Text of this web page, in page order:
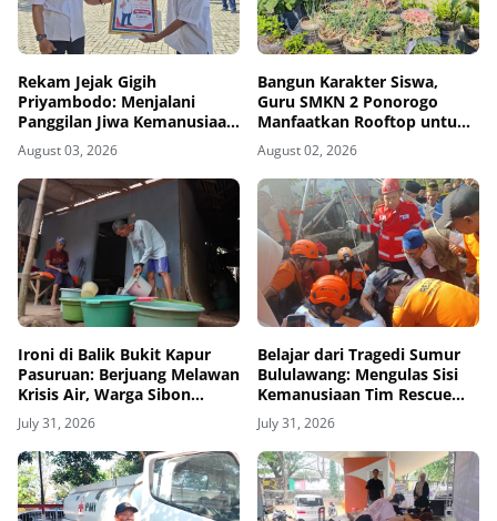
Rekam Jejak Gigih
Priyambodo: Menjalani
Panggilan Jiwa Kemanusiaan
dari Bangku Sekolah hingga
Purna Tugas di PMI
August 03, 2026
Bangun Karakter Siswa,
Guru SMKN 2 Ponorogo
Manfaatkan Rooftop untuk
Ketahanan Pangan
August 02, 2026
Ironi di Balik Bukit Kapur
Pasuruan: Berjuang Melawan
Krisis Air, Warga Sibon
Bertahan Hidup Lewat
Selang Kemanusiaan
July 31, 2026
Belajar dari Tragedi Sumur
Bululawang: Mengulas Sisi
Kemanusiaan Tim Rescue
dan Pentingnya Amankan
Sumur Aktif di Permukiman
July 31, 2026